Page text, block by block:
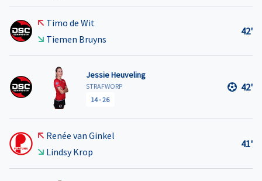
Timo de Wit
Tiemen Bruyns
42'
Jessie Heuveling
STRAFWORP
14-26
42'
Renée van Ginkel
Lindsy Krop
41'